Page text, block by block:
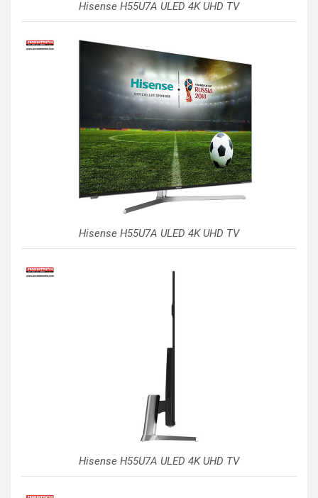
Hisense H55U7A ULED 4K UHD TV
Hisense H55U7A ULED 4K UHD TV
Hisense H55U7A ULED 4K UHD TV